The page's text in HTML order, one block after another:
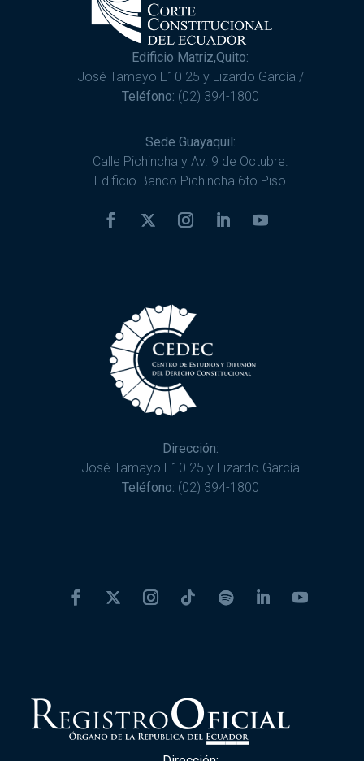
Edificio Matriz,Quito:
José Tamayo E10 25 y Lizardo García /
Teléfono: (02) 394-1800
Sede Guayaquil:
Calle Pichincha y Av. 9 de Octubre.
Edificio Banco Pichincha 6to Piso
Dirección:
José Tamayo E10 25 y Lizardo García
Teléfono: (02) 394-1800